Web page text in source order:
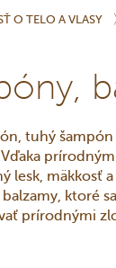
O TELO A VLASY
tuhý
lesk, mäkkosť
ktoré
prírodnými